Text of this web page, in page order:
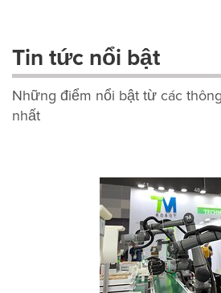
Tin tức nổi bật
Những điểm nổi bật từ các
nhất